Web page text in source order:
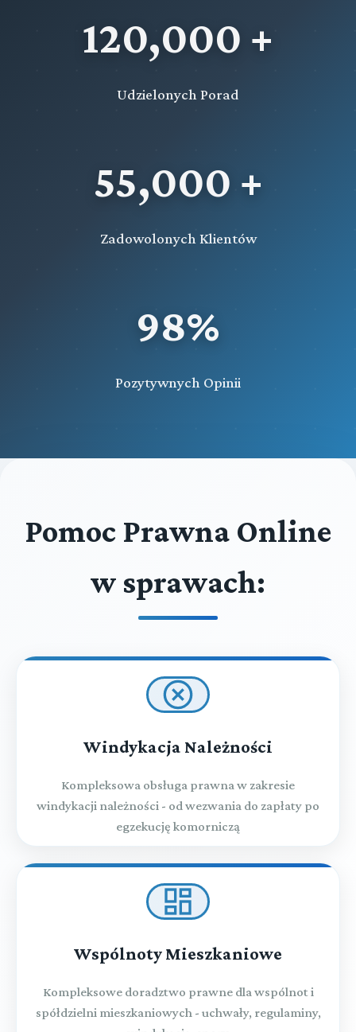
120,000 +
Udzielonych Porad
55,000 +
Zadowolonych Klientów
98%
Pozytywnych Opinii
Pomoc Prawna Online
w sprawach:
Windykacja Należności
Kompleksowa obsługa prawna w zakresie
windykacji należności - od wezwania do zapłaty po
egzekucję komorniczą
Wspólnoty Mieszkaniowe
Kompleksowe doradztwo prawne dla wspólnot i
spółdzielni mieszkaniowych - uchwały, regulaminy,